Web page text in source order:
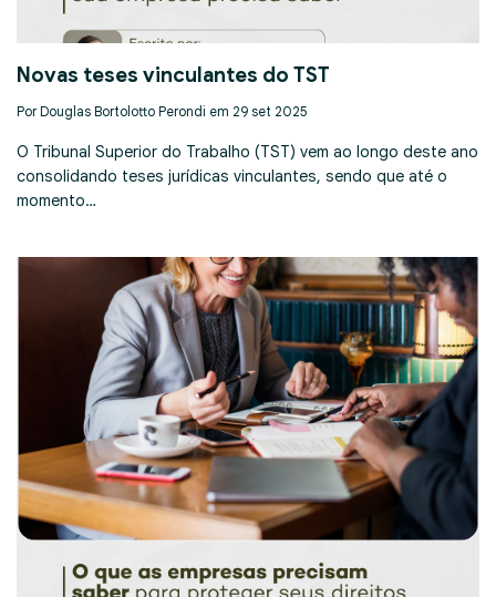
Novas teses vinculantes do TST
Por Douglas Bortolotto Perondi em 29 set 2025
O Tribunal Superior do Trabalho (TST) vem ao longo deste ano
consolidando teses jurídicas vinculantes, sendo que até o
momento…